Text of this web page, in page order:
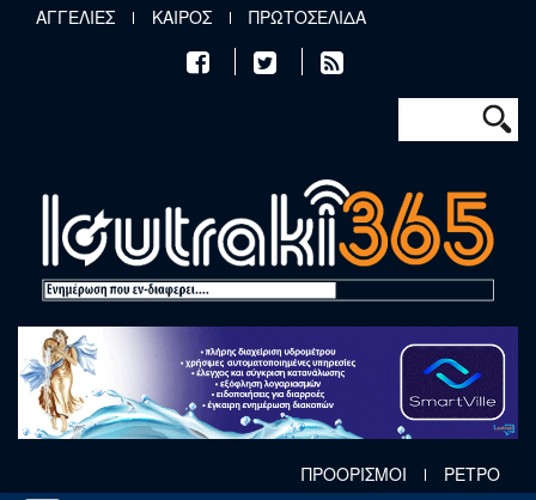
Παράκαμψη προς το κυρίως περιεχόμενο
ΑΓΓΕΛΙΕΣ ΚΑΙΡΟΣ ΠΡΩΤΟΣΕΛΙΔΑ
Φόρμα
Αναζήτηση
ΠΡΟΟΡΙΣΜΟΙ ΡΕΤΡΟ